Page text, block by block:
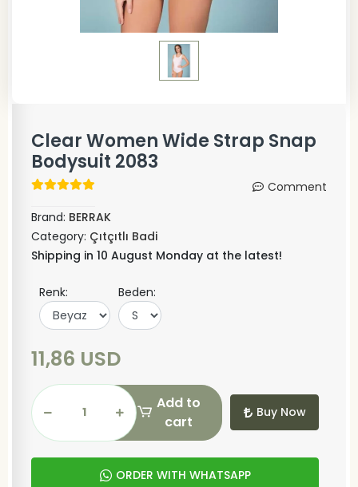
Clear Women Wide Strap Snap
Bodysuit 2083
Comment
Brand: BERRAK
Category: Çıtçıtlı Badi
Shipping in 10 August Monday at the latest!
Renk: Beden:
11,86 USD
Add to
cart
Buy Now
ORDER WITH WHATSAPP